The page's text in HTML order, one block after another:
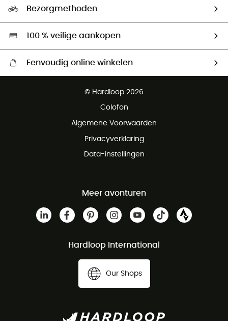
Ambassadeurs
Hardgreen
Bezorgmethoden
100 % veilige aankopen
Eenvoudig online winkelen
Gratis retourneren binnen 100 dagen
© Hardloop 2026
Colofon
Algemene Voorwaarden
Privacyverklaring
Data-instellingen
Meer avonturen
Hardloop International
Our Shops